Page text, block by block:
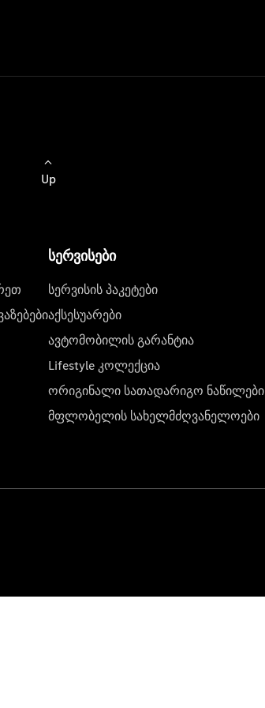
Up
სერვისები
სერვისის პაკეტები
აქსესუარები
ავტომობილის გარანტია
Lifestyle კოლექცია
ორიგინალი სათადარიგო ნაწილები
მფლობელის სახელმძღვანელოები